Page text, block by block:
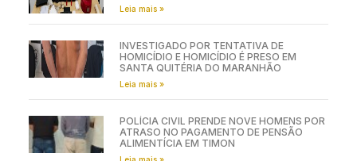
Leia mais »
INVESTIGADO POR TENTATIVA DE
HOMICÍDIO E HOMICÍDIO É PRESO EM
SANTA QUITÉRIA DO MARANHÃO
Leia mais »
POLÍCIA CIVIL PRENDE NOVE HOMENS POR
ATRASO NO PAGAMENTO DE PENSÃO
ALIMENTÍCIA EM TIMON